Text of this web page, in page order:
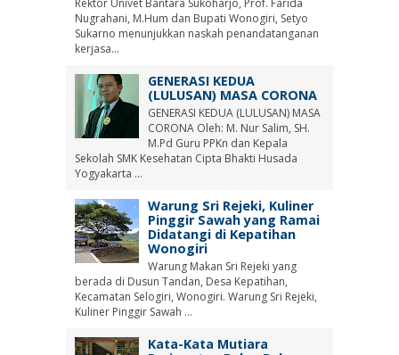
Rektor Univet Bantara Sukoharjo, Prof. Farida
Nugrahani, M.Hum dan Bupati Wonogiri, Setyo
Sukarno menunjukkan naskah penandatanganan
kerjasa...
GENERASI KEDUA
(LULUSAN) MASA CORONA
GENERASI KEDUA (LULUSAN) MASA
CORONA Oleh: M. Nur Salim, SH.
M.Pd Guru PPKn dan Kepala
Sekolah SMK Kesehatan Cipta Bhakti Husada
Yogyakarta ...
Warung Sri Rejeki, Kuliner
Pinggir Sawah yang Ramai
Didatangi di Kepatihan
Wonogiri
Warung Makan Sri Rejeki yang
berada di Dusun Tandan, Desa Kepatihan,
Kecamatan Selogiri, Wonogiri. Warung Sri Rejeki,
Kuliner Pinggir Sawah ...
Kata-Kata Mutiara